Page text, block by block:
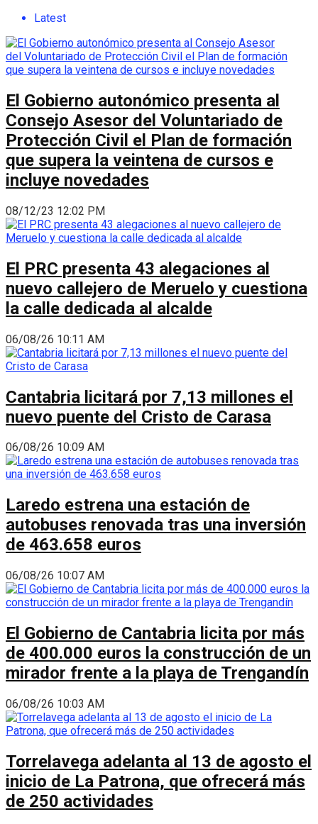
Latest
El Gobierno autonómico presenta al
Consejo Asesor del Voluntariado de
Protección Civil el Plan de formación
que supera la veintena de cursos e
incluye novedades
08/12/23 12:02 PM
El PRC presenta 43 alegaciones al
nuevo callejero de Meruelo y cuestiona
la calle dedicada al alcalde
06/08/26 10:11 AM
Cantabria licitará por 7,13 millones el
nuevo puente del Cristo de Carasa
06/08/26 10:09 AM
Laredo estrena una estación de
autobuses renovada tras una inversión
de 463.658 euros
06/08/26 10:07 AM
El Gobierno de Cantabria licita por más
de 400.000 euros la construcción de un
mirador frente a la playa de Trengandín
06/08/26 10:03 AM
Torrelavega adelanta al 13 de agosto el
inicio de La Patrona, que ofrecerá más
de 250 actividades